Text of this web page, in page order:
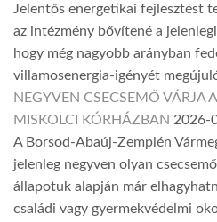
Jelentős energetikai fejlesztést
az intézmény bővítené a
hogy még nagyobb arányban
villamosenergia-igényét
NEGYVEN CSECSEMŐ VÁRJA
MISKOLCI KÓRHÁZBAN 2026-
A Borsod-Abaúj-Zemplén
jelenleg negyven olyan
állapotuk alapján már
családi vagy gyermekvédelmi